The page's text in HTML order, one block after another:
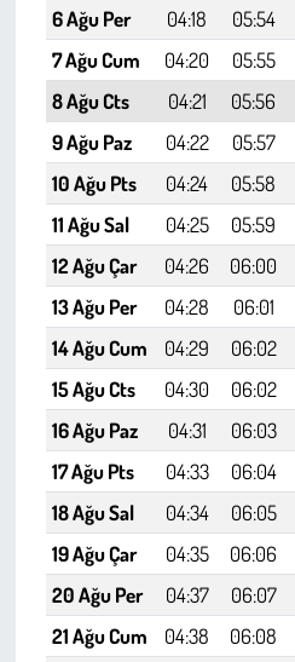
6 Ağu Per
04:18 05:54
7 Ağu Cum
04:20 05:55
8 Ağu Cts
04:21 05:56
9 Ağu Paz
04:22 05:57
10 Ağu Pts
04:24 05:58
11 Ağu Sal
04:25 05:59
12 Ağu Çar
04:26 06:00
13 Ağu Per
04:28 06:01
14 Ağu Cum
04:29 06:02
15 Ağu Cts
04:30 06:02
16 Ağu Paz
04:31 06:03
17 Ağu Pts
04:33 06:04
18 Ağu Sal
04:34 06:05
19 Ağu Çar
04:35 06:06
20 Ağu Per
04:37 06:07
21 Ağu Cum
04:38 06:08